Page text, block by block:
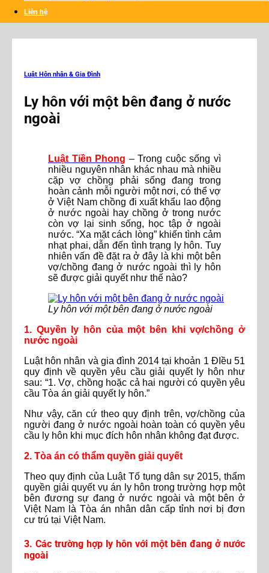
Liên hệ
Luật Hôn nhân & Gia Đình
Ly hôn với một bên đang ở nước
ngoài
Luật Tiền Phong – Trong cuộc sống vì
nhiều nguyên nhân khác nhau mà nhiều
cặp vợ chồng phải sống đang trong
hoàn cảnh mỗi người một nơi, có thể vợ
ở Việt Nam chồng đi xuất khẩu lao động
ở nước ngoài hay chồng ở trong nước
còn vợ lại sinh sống, học tập ở ngoài
nước. “Xa mặt cách lòng” khiến tình cảm
nhạt phai, dẫn đến tình trạng ly hôn. Tuy
nhiên vấn đề đặt ra ở đây là khi một bên
vợ/chồng đang ở nước ngoài thì ly hôn
sẽ được giải quyết như thế nào?
Ly hôn với một bên đang ở nước ngoài
1. Quyền ly hôn của một bên khi vợ/chồng ở
nước ngoài
Luật hôn nhân và gia đình 2014 tại khoản 1 ĐIều 51
quy định về quyền yêu cầu giải quyết ly hôn như
sau: “1. Vợ, chồng hoặc cả hai người có quyền yêu
cầu Tòa án giải quyết ly hôn.”
Như vậy, căn cứ theo quy định trên, vợ/chồng của
người đang ở nước ngoài hoàn toàn có quyền yêu
cầu ly hôn khi mục đích hôn nhân không đạt được.
2. Tòa án có thẩm quyền giải quyết
Theo quy định của Luật Tố tụng dân sự 2015, thẩm
quyền giải quyết vụ án ly hôn trong trường hợp một
bên đương sự đang ở nước ngoài và một bên ở
Việt Nam là Tòa án nhân dân cấp tỉnh nơi bị đơn
cư trú tại Việt Nam.
3. Các trường hợp ly hôn với một bên đang ở nước
ngoài